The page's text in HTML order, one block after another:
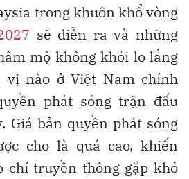
trong khuôn khổ vòng
sẽ diễn ra và những
mộ không khỏi lo lắng
vị nào ở Việt Nam chính
phát sóng trận đấu
Giá bản quyền phát sóng
cho là quá cao, khiến
chí truyền thông gặp khó